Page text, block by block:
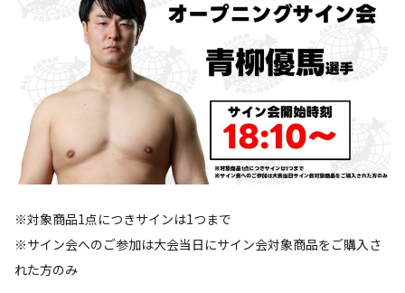
※対象商品1点につきサインは1つまで
※サイン会へのご参加は大会当日にサイン会対象商品をご購入さ
れた方のみ